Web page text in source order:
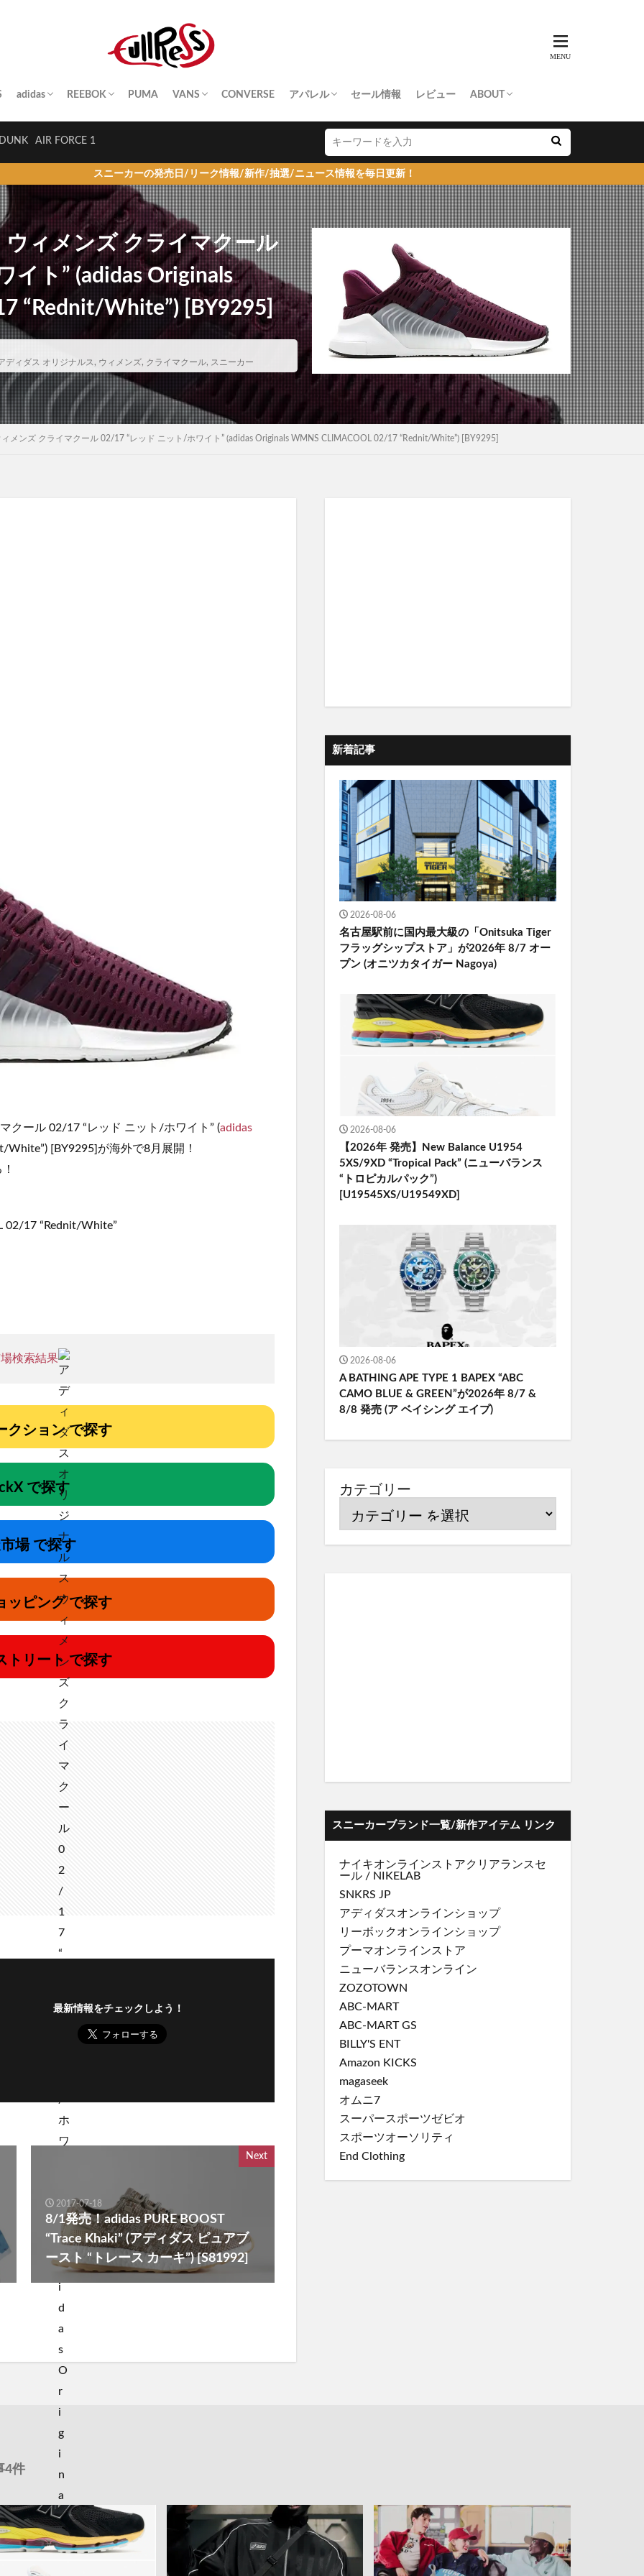
adidas REEBOK PUMA VANS CONVERSE アパレル セール情報 レビュー ABOUT
AIR FORCE 1
スニーカーの発売日/リーク情報/新作/抽選/ニュース情報を毎日更新！
ィメンズ クライマクール
ト” (adidas Originals
“Rednit/White”) [BY9295]
ディダス オリジナルス , ウィメンズ, クライマクール, スニーカー
メンズ クライマクール 02/17 “レッド ニット/ホワイト” (adidas Originals WMNS CLIMACOOL 02/17 “Rednit/White”) [BY9295]
クール 02/17 “レッド ニット/ホワイト” (adidas
[BY9295]が海外で8月展開！
02/17 “Rednit/White”
検索結果
クション で探す
で探す
場 で探す
ッピング で探す
トリート で探す
最新情報をチェックしよう！
Next
2017-07-18
8/1発売！adidas PURE BOOST
“Trace Khaki” (アディダス ピュアブ
ースト “トレース カーキ”) [S81992]
新着記事
2026-08-06
名古屋駅前に国内最大級の「Onitsuka Tiger
フラッグシップストア」が2026年 8/7 オー
プン (オニツカタイガー Nagoya)
2026-08-06
【2026年 発売】New Balance U1954
5XS/9XD “Tropical Pack” (ニューバランス
“トロピカルパック”)
[U19545XS/U19549XD]
2026-08-06
A BATHING APE TYPE 1 BAPEX “ABC
CAMO BLUE & GREEN”が2026年 8/7 &
8/8 発売 (ア ベイシング エイプ)
カテゴリー
スニーカーブランド一覧/新作アイテム リンク
ナイキオンラインストアクリアランスセ
ール / NIKELAB
SNKRS JP
アディダスオンラインショップ
リーボックオンラインショップ
プーマオンラインストア
ニューバランスオンライン
ZOZOTOWN
ABC-MART
ABC-MART GS
BILLY'S ENT
Amazon KICKS
magaseek
オムニ7
スーパースポーツゼビオ
スポーツオーソリティ
End Clothing
4件